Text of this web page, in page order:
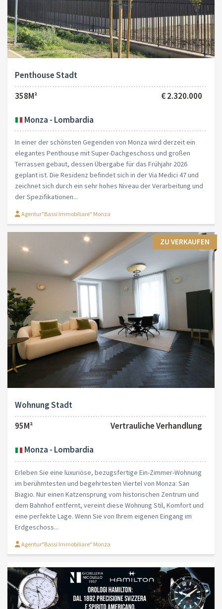
Penthouse Stadt
358M²
€ 2.320.000
Monza - Lombardia
In einer der schönsten Gegenden von Monza wird derzeit ein
elegantes Penthouse mit Super-Dachgeschoss und großen
Terrassen gebaut, dessen Übergabe für das Frühjahr 2026
geplant ist. Die Residenz befindet sich in der Via Medici 47 und
zeichnet sich durch ein sehr hohes Niveau der Verarbeitung und
der Spezifikationen...
Agentur"Bassi Immobiliare" Monza
ZU VERKAUFEN
Wohnung Stadt
95M²
Vertrauliche Verhandlung
Monza - Lombardia
Erleben Sie eine luxuriöse, bezugsfertige Ein-Zimmer-Wohnung
im berühmtesten und begehrtesten Viertel von Monza: San
Biagio. Nur einen Katzensprung vom historischen Zentrum und
dem Bahnhof entfernt, vereint diese Wohnung Stil, Komfort und
eine perfekte Lage. Wenn Sie von Ihrem eigenen Eingang im
Erdgeschoss...
Agentur"Bassi Immobiliare" Monza